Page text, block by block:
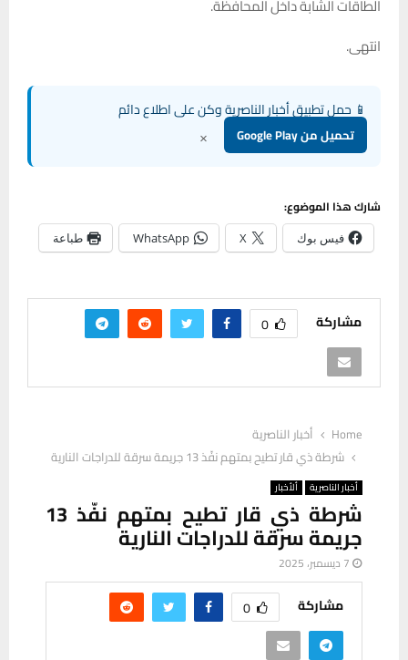
الطاقات الشابة داخل المحافظة.
انتهى.
📱 حمل تطبيق أخبار الناصرية وكن على اطلاع دائم
تحميل من Google Play ×
شارك هذا الموضوع:
فيس بوك X
WhatsApp طباعة
مشاركة 0
Home
أخبار الناصرية
شرطة ذي قار تطيح بمتهم نفّذ 13 جريمة سرقة للدراجات النارية
أخبار الناصرية ألأخبار
شرطة ذي قار تطيح بمتهم نفّذ 13
جريمة سرقة للدراجات النارية
7 ديسمبر، 2025
مشاركة 0